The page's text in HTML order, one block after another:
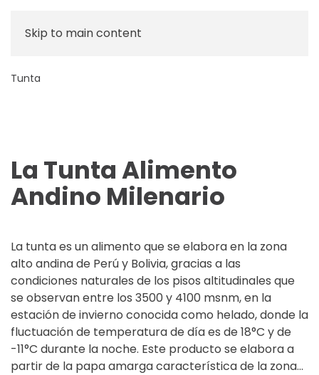
Skip to main content
Tunta
La Tunta Alimento
Andino Milenario
La tunta es un alimento que se elabora en la zona
alto andina de Perú y Bolivia, gracias a las
condiciones naturales de los pisos altitudinales que
se observan entre los 3500 y 4100 msnm, en la
estación de invierno conocida como helado, donde la
fluctuación de temperatura de día es de 18°C y de
-11°C durante la noche. Este producto se elabora a
partir de la papa amarga característica de la zona...